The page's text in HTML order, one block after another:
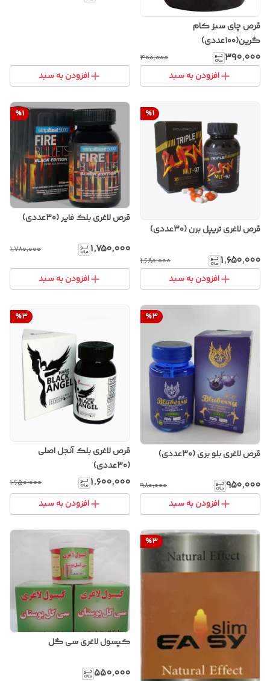
قرص چای سبز کام
گرین(۱۰۰عددی)
۳۹۰٬۰۰۰ ۴۰۰٬۰۰۰
افزودن به سبد افزودن به سبد
%1
قرص لاغری تریپل برن (۳۰عددی)
۱٬۶۵۰٬۰۰۰ ۱٬۶۸۰٬۰۰۰
افزودن به سبد
%1
قرص لاغری بلک فایر (۳۰عددی)
۱٬۷۵۰٬۰۰۰ ۱٬۷۸۰٬۰۰۰
افزودن به سبد
%3
قرص لاغری بلو بری (۳۰عددی)
۹۵۰٬۰۰۰ ۹۸۰٬۰۰۰
افزودن به سبد
%3
قرص لاغری بلک آنجل اصلی
(۳۰عددی)
۱٬۶۰۰٬۰۰۰ ۱٬۶۵۰٬۰۰۰
افزودن به سبد
%3
کپسول لاغری سی گل
۵۵۰٬۰۰۰